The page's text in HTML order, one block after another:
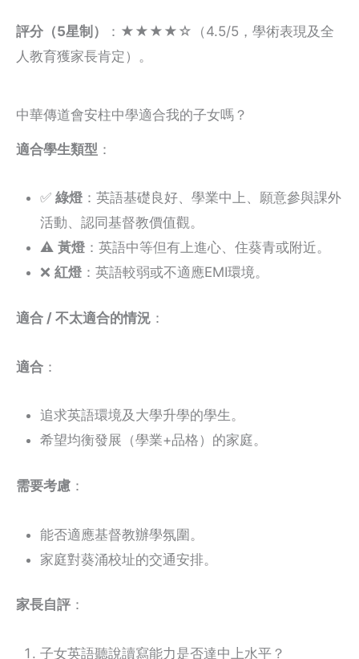
評分（5星制）
：★★★★☆（4.5/5，學術表現及全
人教育獲家長肯定）。
中華傳道會安柱中學適合我的子女嗎？
適合學生類型 ：
✅ 綠燈 ：英語基礎良好、學業中上、願意參與課外
活動、認同基督教價值觀。
⚠️ 黃燈 ：英語中等但有上進心、住葵青或附近。
❌ 紅燈 ：英語較弱或不適應EMI環境。
適合 / 不太適合的情況 ：
適合 ：
追求英語環境及大學升學的學生。
希望均衡發展（學業+品格）的家庭。
需要考慮 ：
能否適應基督教辦學氛圍。
家庭對葵涌校址的交通安排。
家長自評 ：
子女英語聽說讀寫能力是否達中上水平？